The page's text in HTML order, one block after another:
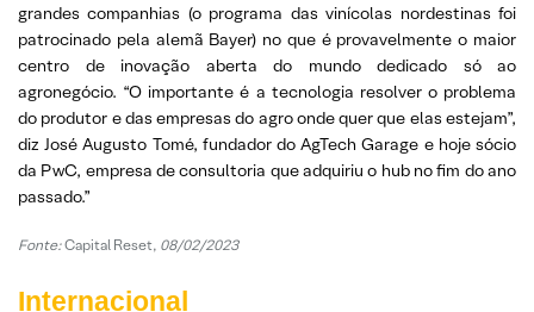
grandes companhias (o programa das vinícolas nordestinas foi
patrocinado pela alemã Bayer) no que é provavelmente o maior
centro de inovação aberta do mundo dedicado só ao
agronegócio. “O importante é a tecnologia resolver o problema
do produtor e das empresas do agro onde quer que elas estejam”,
diz José Augusto Tomé, fundador do AgTech Garage e hoje sócio
da PwC, empresa de consultoria que adquiriu o hub no fim do ano
passado.”
Fonte:Capital Reset, 08/02/2023
Internacional